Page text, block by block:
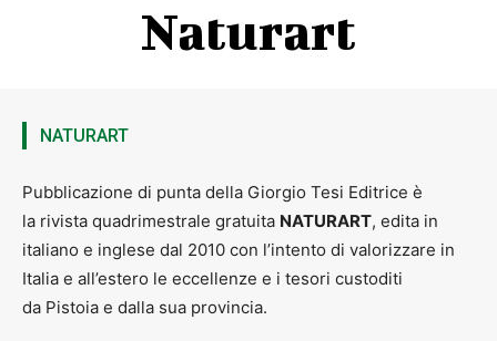
Naturart
NATURART
Pubblicazione di punta della Giorgio Tesi Editrice è
la rivista quadrimestrale gratuita NATURART, edita in
italiano e inglese dal 2010 con l’intento di valorizzare in
Italia e all’estero le eccellenze e i tesori custoditi
da Pistoia e dalla sua provincia.